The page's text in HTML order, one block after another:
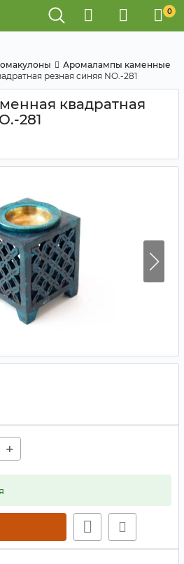
0
Аромалампы каменные
резная синяя NO.-281
квадратная
281
+